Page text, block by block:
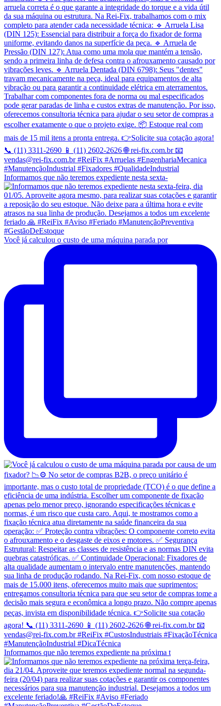
Informamos que não teremos expediente nesta sexta-
Você já calculou o custo de uma máquina parada por
Informamos que não teremos expediente na próxima t